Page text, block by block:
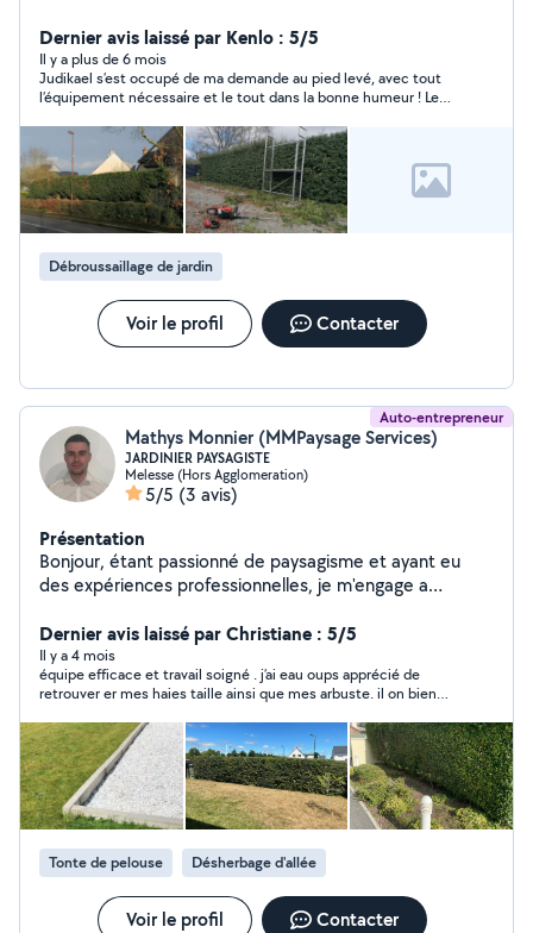
Dernier avis laissé par Kenlo : 5/5
Il y a plus de 6 mois
Judikael s’est occupé de ma demande au pied levé, avec tout
l’équipement nécessaire et le tout dans la bonne humeur ! Le
en plus ! Je le recommande donc chaudement !
Débroussaillage de jardin
Voir le profil Contacter
Auto-entrepreneur
Mathys Monnier (MMPaysage Services)
JARDINIER PAYSAGISTE
Melesse (Hors Agglomeration)
5/5 (3 avis)
Présentation
Bonjour, étant passionné de paysagisme et ayant eu
des expériences professionnelles, je m'engage a
Débroussaillage, Tonte de gazon, Entretien des massifs)
avec soin. Je peux, si vous le souhaitez, évacuer les
déchets avec mon camion utilitaire et ma remorque.
Dernier avis laissé par Christiane : 5/5
Il y a 4 mois
équipe efficace et travail soigné . j’ai eau oups apprécié de
retrouver er mes haies taille ainsi que mes arbuste. il on bien
100%
Tonte de pelouse Désherbage d'allée
Voir le profil Contacter